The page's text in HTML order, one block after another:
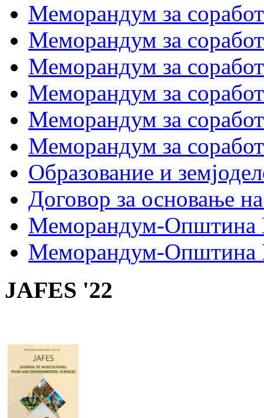
Меморандум за
Меморандум за
Меморандум за
Меморандум за
Меморандум за
Меморандум за
Образование и
Договор за основање
Меморандум-Општина
Меморандум-Општина
JAFES '22